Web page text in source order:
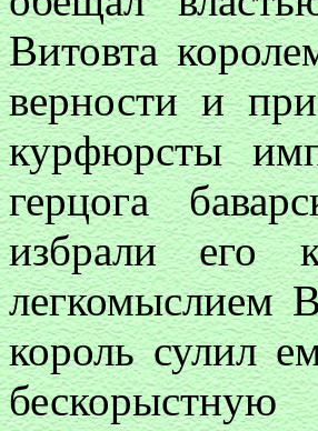
Витовта
верности и
курфюрсты
герцога
избрали его
легкомыслием
король сулил